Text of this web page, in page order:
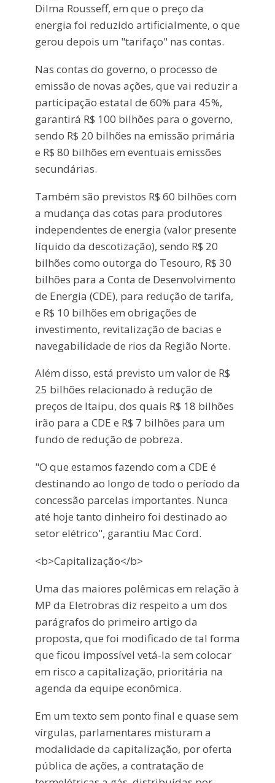
Dilma Rousseff, em que o preço da
energia foi reduzido artificialmente, o que
gerou depois um "tarifaço" nas contas.
Nas contas do governo, o processo de
emissão de novas ações, que vai reduzir a
participação estatal de 60% para 45%,
garantirá R$ 100 bilhões para o governo,
sendo R$ 20 bilhões na emissão primária
e R$ 80 bilhões em eventuais emissões
secundárias.
Também são previstos R$ 60 bilhões com
a mudança das cotas para produtores
independentes de energia (valor presente
líquido da descotização), sendo R$ 20
bilhões como outorga do Tesouro, R$ 30
bilhões para a Conta de Desenvolvimento
de Energia (CDE), para redução de tarifa,
e R$ 10 bilhões em obrigações de
investimento, revitalização de bacias e
navegabilidade de rios da Região Norte.
Além disso, está previsto um valor de R$
25 bilhões relacionado à redução de
preços de Itaipu, dos quais R$ 18 bilhões
irão para a CDE e R$ 7 bilhões para um
fundo de redução de pobreza.
"O que estamos fazendo com a CDE é
destinando ao longo de todo o período da
concessão parcelas importantes. Nunca
até hoje tanto dinheiro foi destinado ao
setor elétrico", garantiu Mac Cord.
<b>Capitalização</b>
Uma das maiores polêmicas em relação à
MP da Eletrobras diz respeito a um dos
parágrafos do primeiro artigo da
proposta, que foi modificado de tal forma
que ficou impossível vetá-la sem colocar
em risco a capitalização, prioritária na
agenda da equipe econômica.
Em um texto sem ponto final e quase sem
vírgulas, parlamentares misturam a
modalidade da capitalização, por oferta
pública de ações, a contratação de